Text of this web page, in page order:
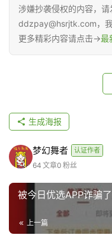
涉嫌抄袭侵权的内容，请
ddzpay@hsrjtk.com，我
更多精彩内容请点击→最
生成海报
梦幻舞者 认证作者
64 文章0 粉丝
被今日优选APP诈骗
上一篇